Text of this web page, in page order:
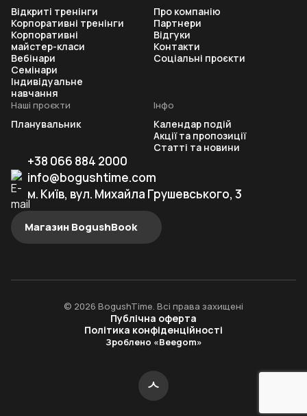
Відкриті тренінги
Корпоративні тренінги
Корпоративні
майстер-класи
Вебінари
Семінари
Індивідуальне
навчання
Наші проєкти
Планувальник
Інфо
Календар подій
Акції та пропозиції
Статті та новини
Про компанію
Партнери
Відгуки
Контакти
Соціальні проєкти
+38 066 884 2000
info@bogushtime.com
м. Київ, вул. Михайла Грушевського, 3
Магазин BogushBook
© 2026 BogushTime. Всі права захищені
Публічна оферта
Політика конфіденційності
Зроблено «Beegom»